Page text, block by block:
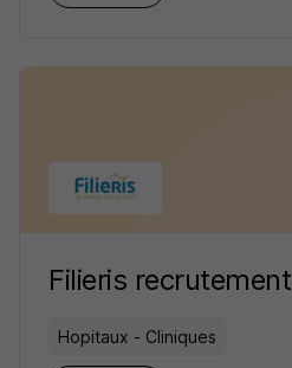
Filieris recrutement
Hopitaux - Cliniques